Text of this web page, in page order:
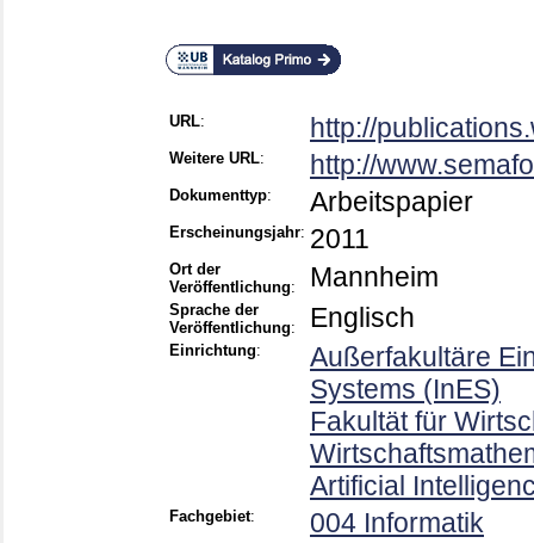
URL: http://
Weitere URL: http://
Dokumenttyp: Arbeitspapier
Erscheinungsjahr: 2011
Ort der
Veröffentlichung: Mannheim
Sprache der
Veröffentlichung: Englisch
Einrichtung:
Außerfakultäre
Systems (InES)
Fakultät für
Artificial
Fachgebiet: 004 Informatik